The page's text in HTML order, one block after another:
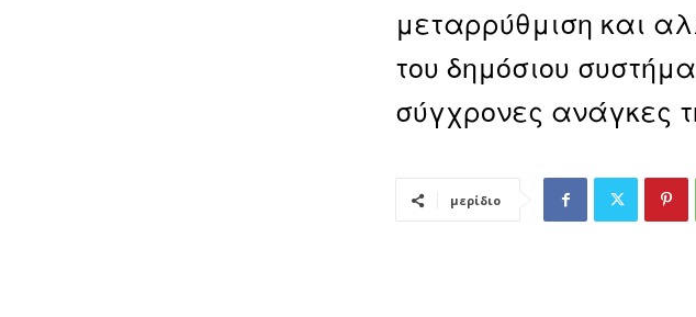
μεταρρύθμιση και
του δημόσιου
σύγχρονες ανάγκες
μερίδιο